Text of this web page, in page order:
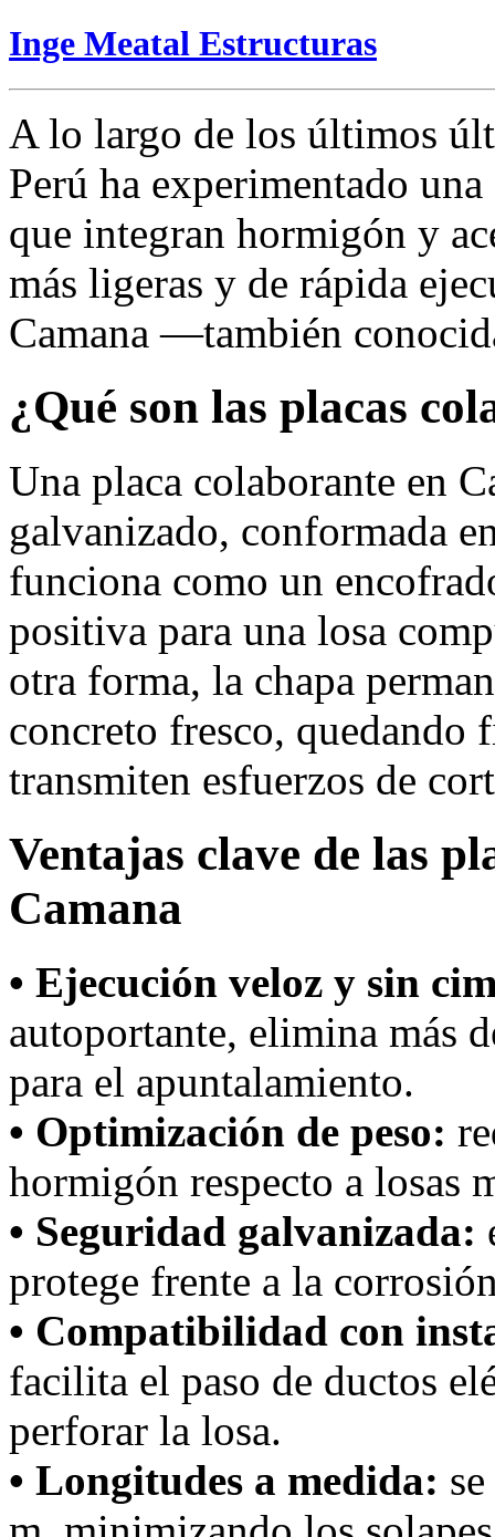
Inge Meatal Estructuras
A lo largo de los últimos
Perú ha experimentado
que integran hormigón y
más ligeras y de rápida
Camana —también
¿Qué son las placas
Una placa colaborante en
galvanizado, conformada
funciona como un
positiva para una losa
otra forma, la chapa
concreto fresco, quedando
transmiten esfuerzos de
Ventajas clave de las
Camana
• Ejecución veloz y sin
autoportante, elimina más
para el apuntalamiento.
• Optimización de peso:
hormigón respecto a losas
• Seguridad galvanizada:
protege frente a la
• Compatibilidad con
facilita el paso de ductos
perforar la losa.
• Longitudes a medida: